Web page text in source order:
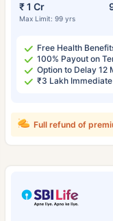
₹ 1 Cr
Max Limit: 99 yrs
Free Health
100% Payout on
Option to Delay 12
₹3 Lakh
Full refund of